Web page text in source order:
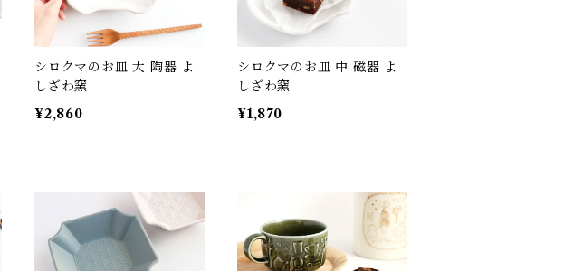
シロクマのお皿 大 陶器 よ
しざわ窯
¥2,860
シロクマのお皿 中 磁器 よ
しざわ窯
¥1,870